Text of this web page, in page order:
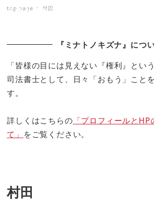
ミナトノキズナ
top page 村田
『ミナトノキズナ』につ
「皆様の目には見えない『権利』とい
司法書士として、日々「おもう」こと
す。
詳しくはこちらの 「プロフィールと
て」 をご覧ください。
村田